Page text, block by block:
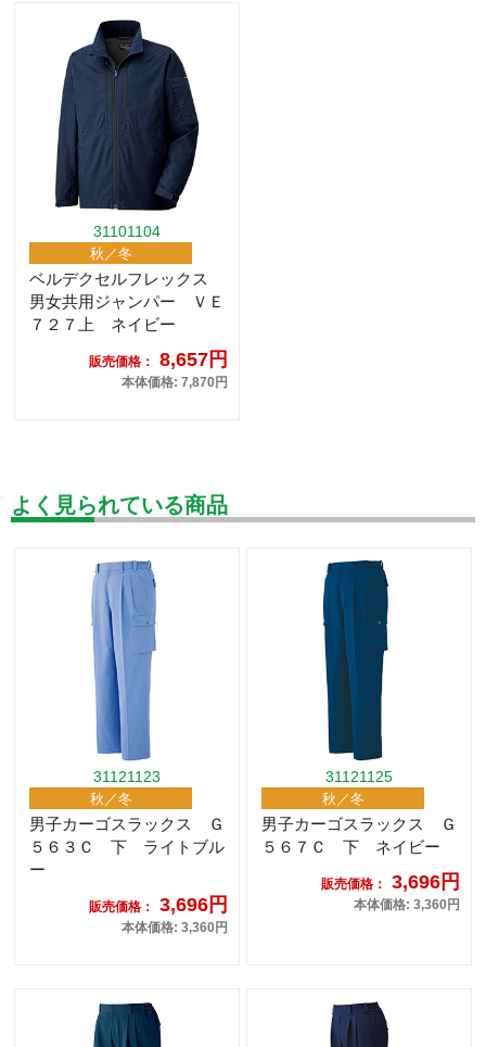
31101104
秋／冬
ベルデクセルフレックス
男女共用ジャンパー ＶＥ
７２７上 ネイビー
販売価格： 8,657円
本体価格: 7,870円
よく見られている商品
31121123
秋／冬
男子カーゴスラックス Ｇ
５６３Ｃ 下 ライトブル
ー
販売価格： 3,696円
本体価格: 3,360円
31121125
秋／冬
男子カーゴスラックス Ｇ
５６７Ｃ 下 ネイビー
販売価格： 3,696円
本体価格: 3,360円